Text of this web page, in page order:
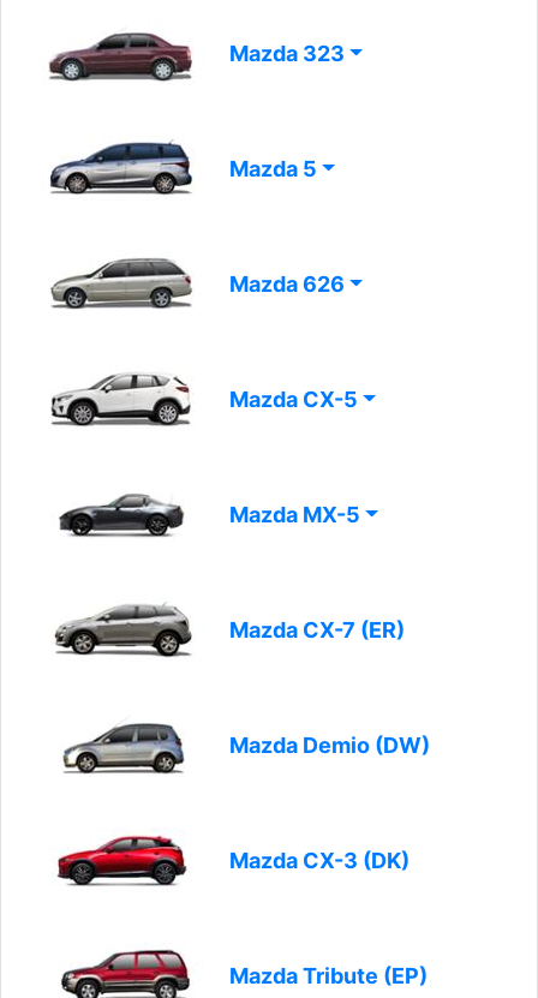
Mazda 323
Mazda 5
Mazda 626
Mazda CX-5
Mazda MX-5
Mazda CX-7 (ER)
Mazda Demio (DW)
Mazda CX-3 (DK)
Mazda Tribute (EP)